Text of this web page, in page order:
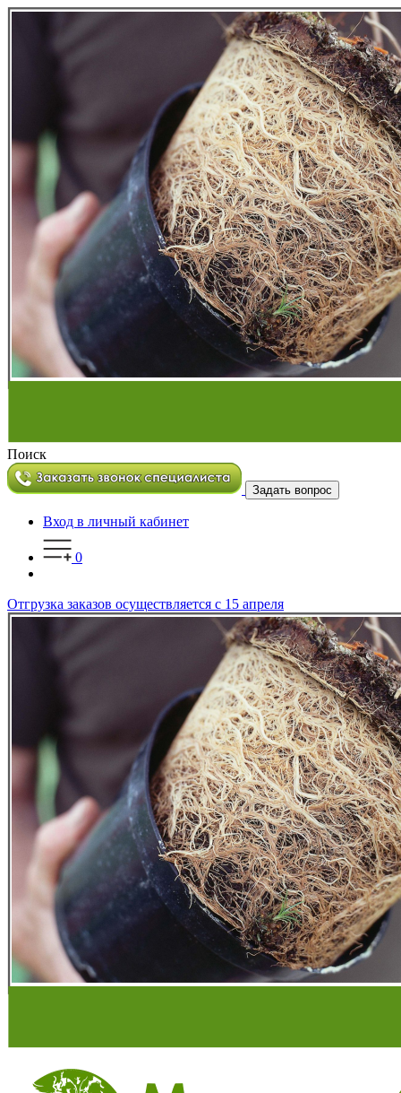
Поиск
Задать вопрос
Вход в личный кабинет
0
Отгрузка заказов осуществляется с 15 апреля